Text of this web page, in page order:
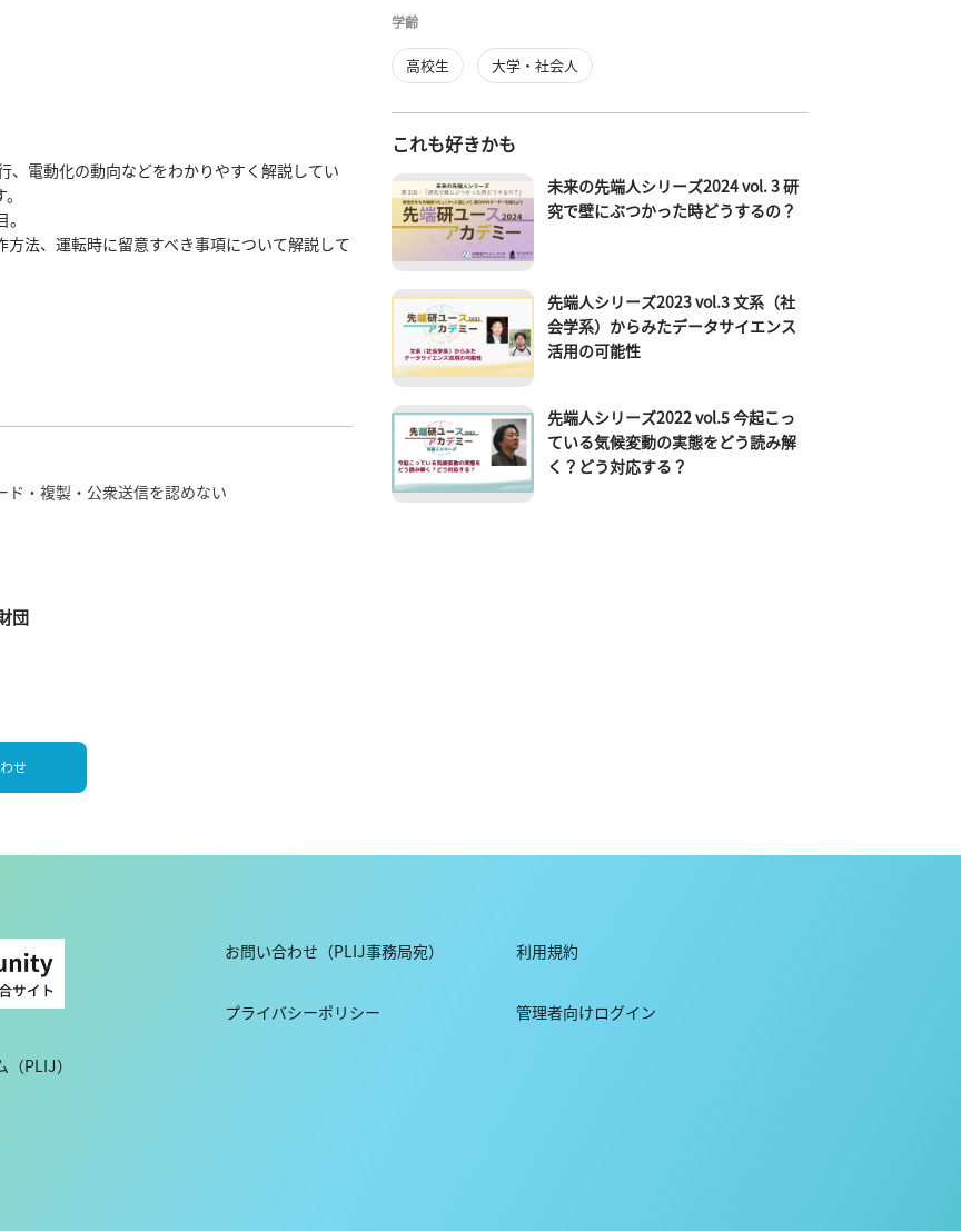
、電動化の動向などをわかりやすく解説してい
法、運転時に留意すべき事項について解説して
・複製・公衆送信を認めない
団
せ
学齢
高校生 大学・社会人
これも好きかも
未来の先端人シリーズ2024 vol. 3 研
究で壁にぶつかった時どうするの？
先端人シリーズ2023 vol.3 文系（社
会学系）からみたデータサイエンス
活用の可能性
先端人シリーズ2022 vol.5 今起こっ
ている気候変動の実態をどう読み解
く？どう対応する？
PLIJ）
お問い合わせ（PLIJ事務局宛） 利用規約
プライバシーポリシー 管理者向けログイン